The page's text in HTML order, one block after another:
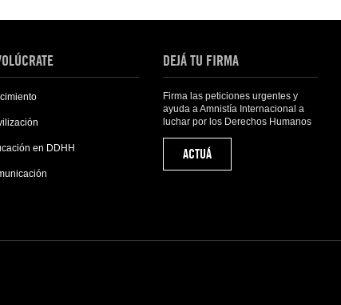
en DDHH
DEJÁ TU FIRMA
Firma las peticiones urgentes y
ayuda a Amnistía Internacional a
luchar por los Derechos Humanos
ACTUÁ